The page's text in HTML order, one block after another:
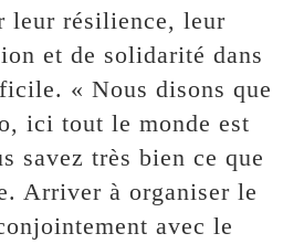
leur résilience, leur
et de solidarité dans
« Nous disons que
ici tout le monde est
savez très bien ce que
Arriver à organiser le
avec le